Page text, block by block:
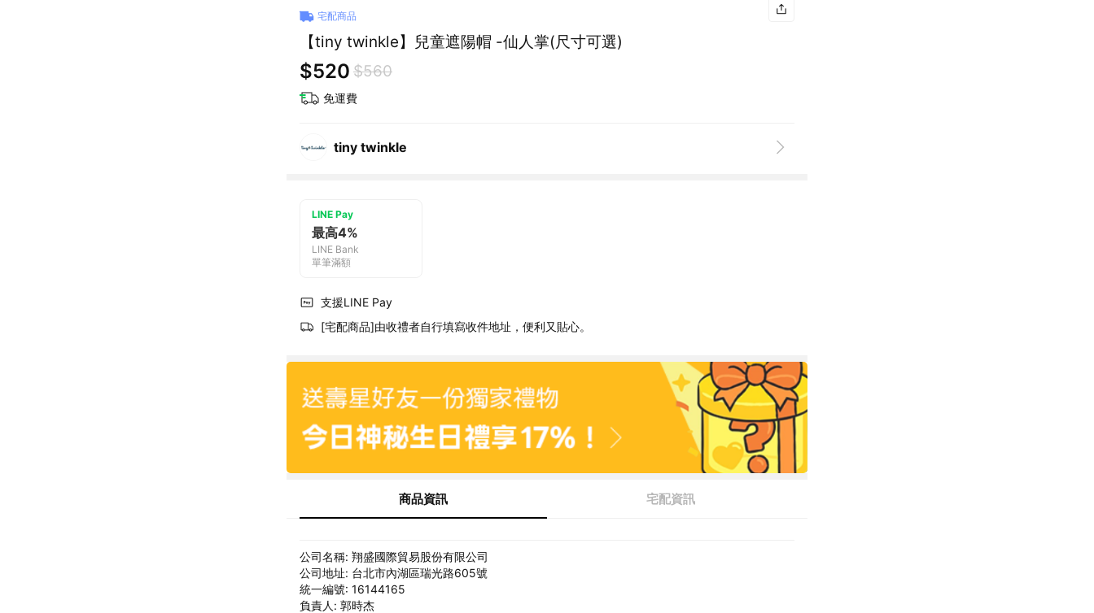
宅配商品
【tiny twinkle】兒童遮陽帽 -仙人掌(尺寸可選)
$520 $560
免運費
tiny twinkle
LINE Pay
最高4%
LINE Bank
單筆滿額
支援LINE Pay
[宅配商品]由收禮者自行填寫收件地址，便利又貼心。
商品資訊 宅配資訊
公司名稱: 翔盛國際貿易股份有限公司
公司地址: 台北市內湖區瑞光路605號
統一編號: 16144165
負責人: 郭時杰